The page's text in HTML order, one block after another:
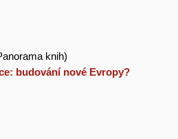
knih)
budování nové Evropy?